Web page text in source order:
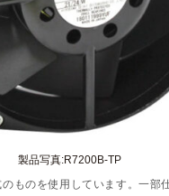
製品写真:R7200B-TP
ものを使用しています。一部